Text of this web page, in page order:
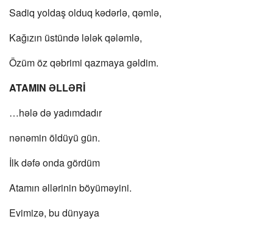
Sadiq yoldaş olduq kədərlə, qəmlə,
Kağızın üstündə lələk qələmlə,
Özüm öz qəbrimi qazmaya gəldim.
ATAMIN ƏLLƏRİ
…hələ də yadımdadır
nənəmin öldüyü gün.
İlk dəfə onda gördüm
Atamın əllərinin böyüməyini.
Evimizə, bu dünyaya